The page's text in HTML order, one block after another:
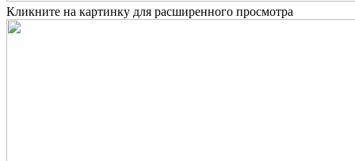
Кликните на картинку для расширенного просмотра